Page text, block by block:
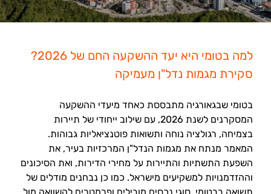
למה בטומי היא יעד ההשקעה החם של 2026?
סקירת מגמות נדל"ן מעמיקה
בטומי שבגאורגיה מתבססת כאחד מיעדי ההשקעה
המסקרנים לשנת 2026, עם שילוב ייחודי של תיירות
בצמיחה, רגולציה נוחה ותשואות פוטנציאליות גבוהות.
המאמר מנתח את מגמות הנדל"ן המרכזיות בעיר, את
השפעת התשתיות והתיירות על מחירי הדירות, ואת הסיכונים
וההזדמנויות למשקיעים מישראל. כמו כן נבחנים מודלים של